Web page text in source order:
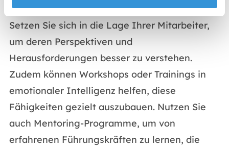
effektive Methode ist das Üben von Empathie:
Setzen Sie sich in die Lage Ihrer Mitarbeiter,
um deren Perspektiven und
Herausforderungen besser zu verstehen.
Zudem können Workshops oder Trainings in
emotionaler Intelligenz helfen, diese
Fähigkeiten gezielt auszubauen. Nutzen Sie
auch Mentoring-Programme, um von
erfahrenen Führungskräften zu lernen, die